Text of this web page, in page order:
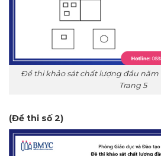
Đề thi khảo sát chất lượng đầu năm
Trang 5
(Đề thi số 2)